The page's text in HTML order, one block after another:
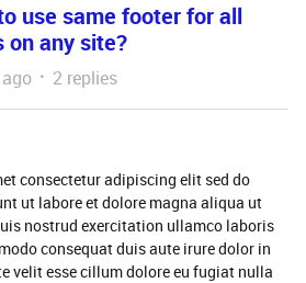
use same footer for all
on any site?
2 replies
consectetur adipiscing elit sed do
ut labore et dolore magna aliqua ut
nostrud exercitation ullamco laboris
consequat duis aute irure dolor in
velit esse cillum dolore eu fugiat nulla